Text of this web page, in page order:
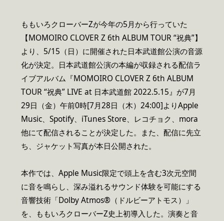
ももいろクローバーZが今年の5月から行っていた
【MOMOIRO CLOVER Z 6th ALBUM TOUR “祝典”】
より、5/15（日）に開催された日本武道館公演の音源
化が決定。日本武道館公演の本編が収録される配信ラ
イブアルバム『MOMOIRO CLOVER Z 6th ALBUM
TOUR “祝典” LIVE at 日本武道館 2022.5.15』が7月
29日（金）午前0時[7月28日（木）24:00]よりApple
Music、Spotify、iTunes Store、レコチョク、mora
他にて配信されることが決定した。また、配信に先立
ち、ジャケット写真が本日公開された。
本作では、Apple Music限定で頭上を含む3次元空間
に音を鳴らし、深み溢れるサウンド体験を可能にする
音響技術「Dolby Atmos®（ドルビーアトモス）」
を、ももいろクローバーZ史上初導入した。演奏と音